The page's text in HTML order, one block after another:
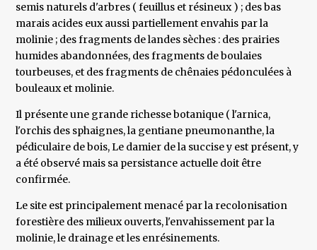
semis naturels d'arbres ( feuillus et résineux ) ; des bas
marais acides eux aussi partiellement envahis par la
molinie ; des fragments de landes sèches : des prairies
humides abandonnées, des fragments de boulaies
tourbeuses, et des fragments de chênaies pédonculées à
bouleaux et molinie.
Il présente une grande richesse botanique ( l'arnica,
l'orchis des sphaignes, la gentiane pneumonanthe, la
pédiculaire de bois, Le damier de la succise y est présent, y
a été observé mais sa persistance actuelle doit être
confirmée.
Le site est principalement menacé par la recolonisation
forestière des milieux ouverts, l'envahissement par la
molinie, le drainage et les enrésinements.